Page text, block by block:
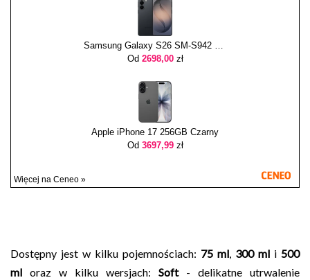
Samsung Galaxy S26 SM-S942 12/256GB Czarny
Od 2698,00zł
Apple iPhone 17 256GB Czarny
Od 3697,99zł
Więcej na Ceneo »
Dostępny jest w kilku pojemnościach: 75 ml, 300 ml i 500
ml oraz w kilku wersjach: Soft - delikatne utrwalenie